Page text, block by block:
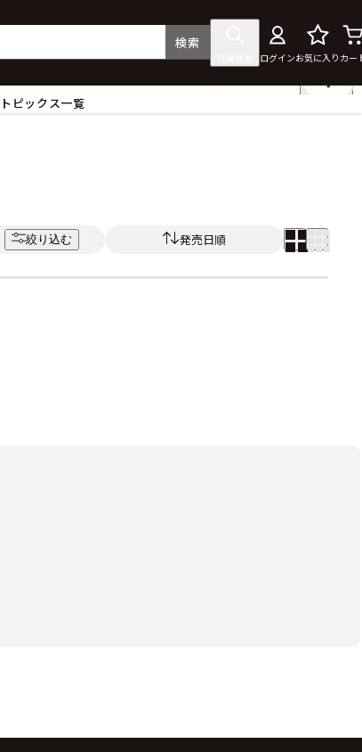
検索
ログインお気に入り カー
アクセサリー
トピックス一覧
絞り込む 発売日順